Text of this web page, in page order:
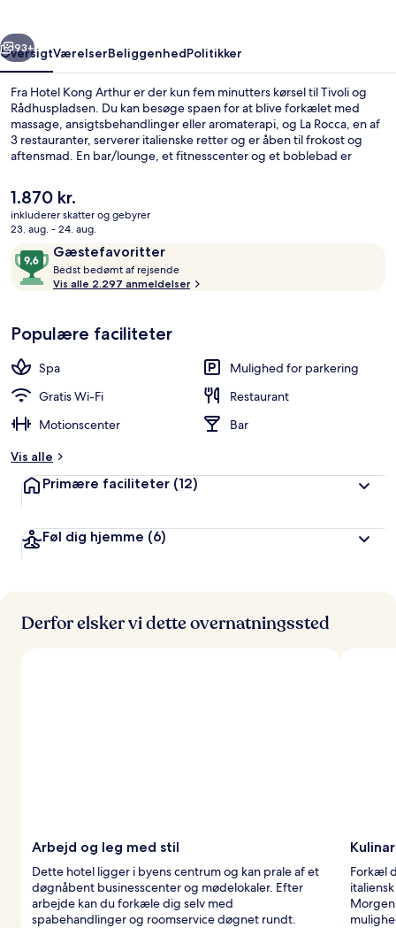
Næste
93+
OversigtVærelserBeliggenhedPolitikker
Fra Hotel Kong Arthur er der kun fem minutters kørsel til Tivoli og
Rådhuspladsen. Du kan besøge spaen for at blive forkælet med
massage, ansigtsbehandlinger eller aromaterapi, og La Rocca, en af
3 restauranter, serverer italienske retter og er åben til frokost og
aftensmad. En bar/lounge, et fitnesscenter og et boblebad er
morgenmad får rigtig gode bedømmelser fra rejsende.
Overnatningsstedet ligger kun en kort gåtur fra offentlig transport:
Forum Station ligger 12 minutter derfra.
Den
nuværende
pris
1.870 kr.
1.870 kr.
inkluderer skatter og gebyrer
23. aug. - 24. aug.
AnmeldelserGæstefavoritter
9,6
ud
af
Gæstefavoritter
Bedst bedømt af rejsende
e
a
f
d
e
Vis alle 2.297 anmeldelser
Populære faciliteter
Spa
Mulighed for parkering
Gratis Wi-Fi
Restaurant
Motionscenter
Bar
Vis alle
Primære faciliteter (12)
Føl dig hjemme (6)
Derfor elsker vi dette overnatningssted
Arbejd og leg med stil
Dette hotel ligger i byens centrum og kan prale af et
døgnåbent businesscenter og mødelokaler. Efter
arbejde kan du forkæle dig selv med
spabehandlinger og roomservice døgnet rundt.
Forkæl